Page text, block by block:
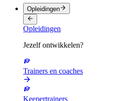
Opleidingen
Opleidingen
Jezelf ontwikkelen?
Trainers en coaches
Keepertrainers